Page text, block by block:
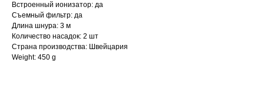
Встроенный ионизатор: да
Съемный фильтр: да
Длина шнура: 3 м
Количество насадок: 2 шт
Страна производства: Швейцария
Weight: 450 g